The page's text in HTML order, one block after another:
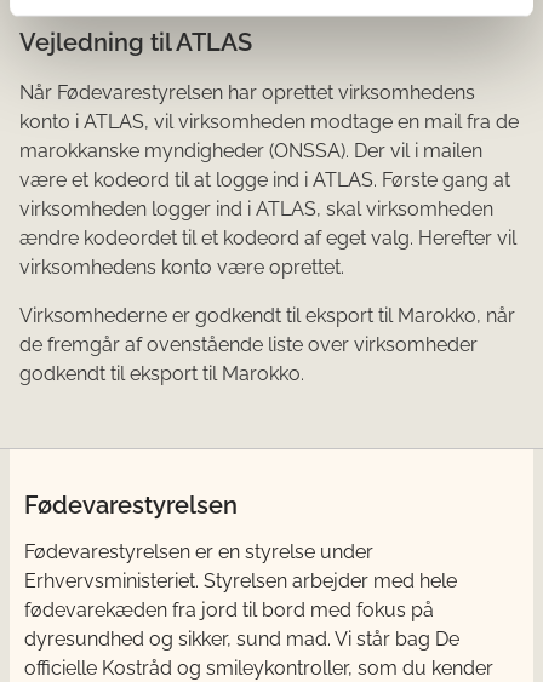
Vejledning til ATLAS
Når Fødevarestyrelsen har oprettet virksomhedens
konto i ATLAS, vil virksomheden modtage en mail fra de
marokkanske myndigheder (ONSSA). Der vil i mailen
være et kodeord til at logge ind i ATLAS. Første gang at
virksomheden logger ind i ATLAS, skal virksomheden
ændre kodeordet til et kodeord af eget valg. Herefter vil
virksomhedens konto være oprettet.
Virksomhederne er godkendt til eksport til Marokko, når
de fremgår af ovenstående liste over virksomheder
godkendt til eksport til Marokko.
Fødevarestyrelsen
Fødevarestyrelsen er en styrelse under
Erhvervsministeriet. Styrelsen arbejder med hele
fødevarekæden fra jord til bord med fokus på
dyresundhed og sikker, sund mad. Vi står bag De
officielle Kostråd og smileykontroller, som du kender